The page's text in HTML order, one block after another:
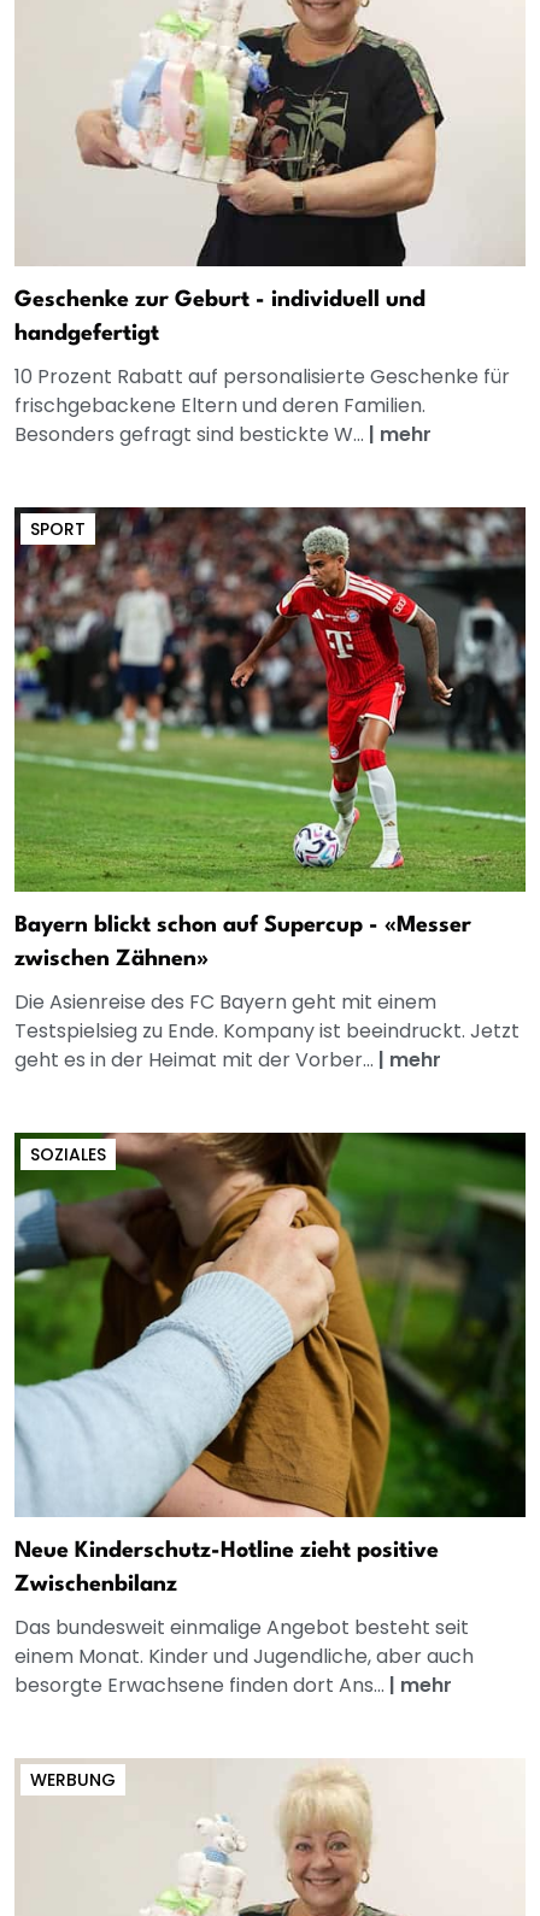
Geschenke zur Geburt - individuell und
handgefertigt
10 Prozent Rabatt auf personalisierte Geschenke für
frischgebackene Eltern und deren Familien.
Besonders gefragt sind bestickte W... | mehr
SPORT
Bayern blickt schon auf Supercup - «Messer
zwischen Zähnen»
Die Asienreise des FC Bayern geht mit einem
Testspielsieg zu Ende. Kompany ist beeindruckt. Jetzt
geht es in der Heimat mit der Vorber... | mehr
SOZIALES
Neue Kinderschutz-Hotline zieht positive
Zwischenbilanz
Das bundesweit einmalige Angebot besteht seit
einem Monat. Kinder und Jugendliche, aber auch
besorgte Erwachsene finden dort Ans... | mehr
WERBUNG